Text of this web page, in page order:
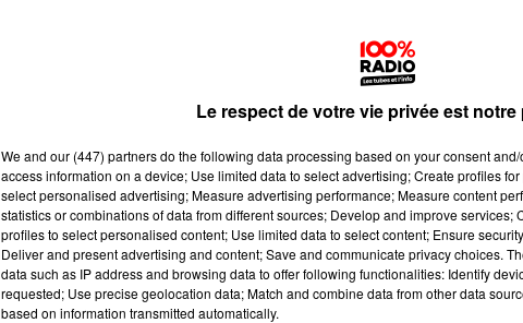
Le respect de votre vie privée est
We and our (447) partnersdo the following data processing based on your consent
access information on a device; Use limited data to select advertising; Create profiles
select personalised advertising; Measure advertising performance; Measure content
statistics or combinations of data from different sources; Develop and improve services;
profiles to select personalised content; Use limited data to select content; Ensure
Deliver and present advertising and content; Save and communicate privacy choices.
data such as IP address and browsing data to offer following functionalities: Identify
requested; Use precise geolocation data; Match and combine data from other data
based on information transmitted automatically.